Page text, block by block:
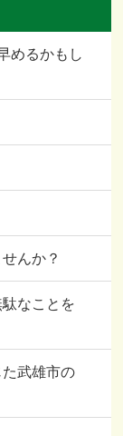
めるかもし
んか？
なことを
武雄市の